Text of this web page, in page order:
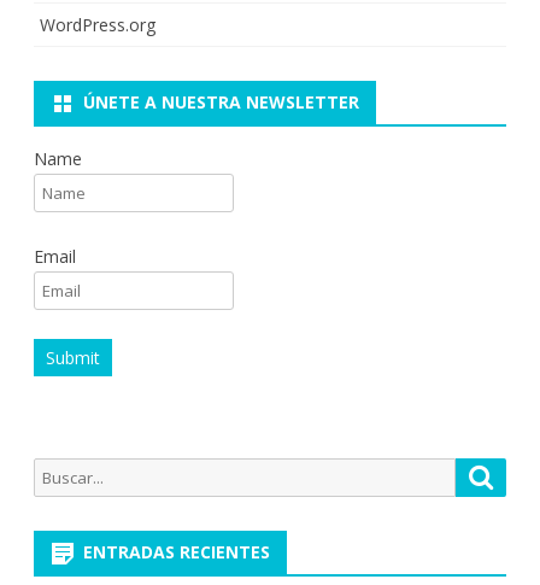
WordPress.org
ÚNETE A NUESTRA NEWSLETTER
Name
Email
Buscar
por:
ENTRADAS RECIENTES